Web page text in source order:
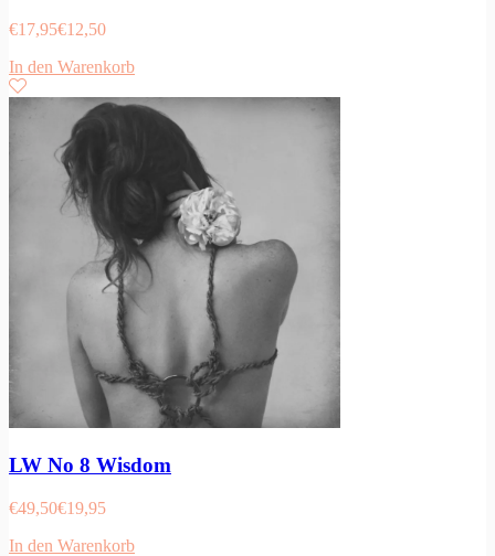
€17,95€12,50
In den Warenkorb
LW No 8 Wisdom
€49,50€19,95
In den Warenkorb